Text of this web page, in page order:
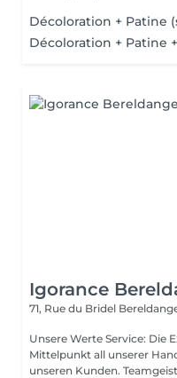
Décoloration + Patine
Décoloration + Patine
Igorance
71, Rue du Bridel
Unsere Werte Service: Die Exzellenz im Friseurdienst steht im
Mittelpunkt all unserer
unseren Kunden.